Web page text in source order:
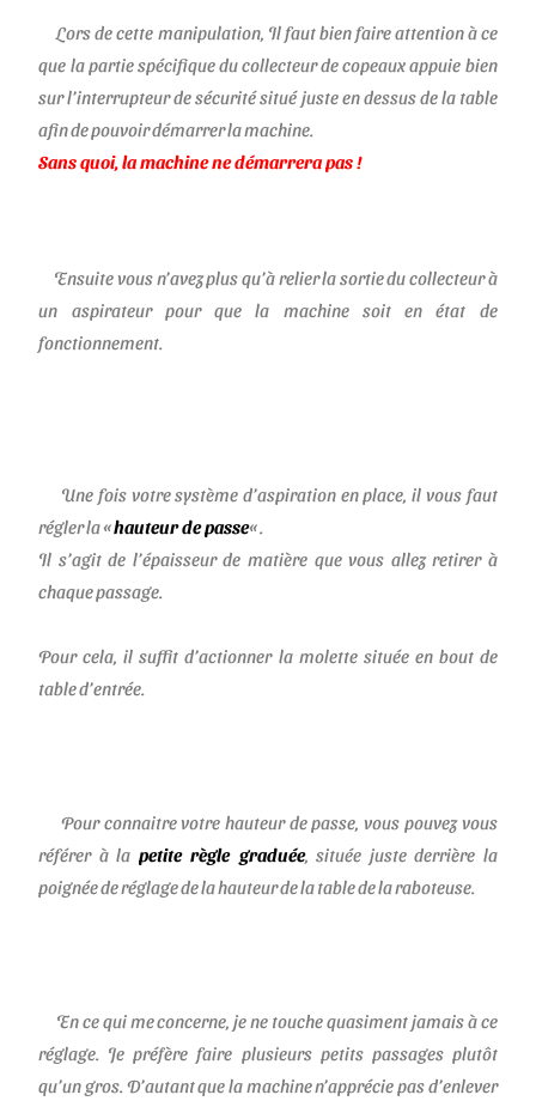
Lors de cette manipulation, Il faut bien faire attention à ce
que la partie spécifique du collecteur de copeaux appuie bien
sur l’interrupteur de sécurité situé juste en dessus de la table
afin de pouvoir démarrer la machine.
Sans quoi, la machine ne démarrera pas !
Ensuite vous n’avez plus qu’à relier la sortie du collecteur à
un aspirateur pour que la machine soit en état de
fonctionnement.
Une fois votre système d’aspiration en place, il vous faut
réglerla «hauteur de passe«.
Il s’agit de l’épaisseur de matière que vous allez retirer à
chaque passage.
Pour cela, il suffit d’actionner la molette située en bout de
table d’entrée.
Pour connaitre votre hauteur de passe, vous pouvez vous
référer à la petite règle graduée, située juste derrière la
poignée de réglage de la hauteur de la table de la raboteuse.
En ce qui me concerne, je ne touche quasiment jamais à ce
réglage. Je préfère faire plusieurs petits passages plutôt
qu’un gros. D’autant que la machine n’apprécie pas d’enlever